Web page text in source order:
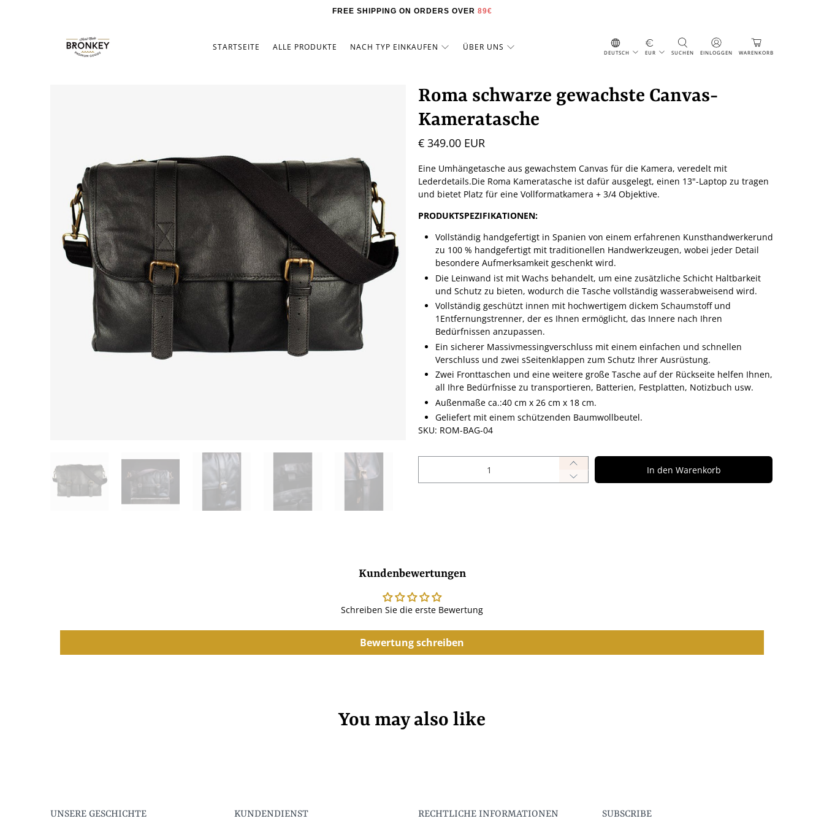
FREE SHIPPING ON ORDERS OVER 89€
STARTSEITE ALLE PRODUKTE NACH TYP EINKAUFEN ÜBER UNS
DEUTSCH EUR SUCHEN EINLOGGEN WARENKORB
Roma schwarze gewachste Canvas-
Kameratasche
€ 349.00 EUR
Eine Umhängetasche aus gewachstem Canvas für die Kamera, veredelt mit
Lederdetails.Die Roma Kameratasche ist dafür ausgelegt, einen 13"-Laptop zu tragen
und bietet Platz für eine Vollformatkamera + 3/4 Objektive.
PRODUKTSPEZIFIKATIONEN:
Vollständig handgefertigt in Spanien von einem erfahrenen Kunsthandwerkerund
zu 100 % handgefertigt mit traditionellen Handwerkzeugen, wobei jeder Detail
besondere Aufmerksamkeit geschenkt wird.
Die Leinwand ist mit Wachs behandelt, um eine zusätzliche Schicht Haltbarkeit
und Schutz zu bieten, wodurch die Tasche vollständig wasserabweisend wird.
Vollständig geschützt innen mit hochwertigem dickem Schaumstoff und
1 Entfernungstrenner, der es Ihnen ermöglicht, das Innere nach Ihren
Bedürfnissen anzupassen.
Ein sicherer Massivmessingverschluss mit einem einfachen und schnellen
Verschluss und zwei sSeitenklappen zum Schutz Ihrer Ausrüstung.
Zwei Fronttaschen und eine weitere große Tasche auf der Rückseite helfen Ihnen,
all Ihre Bedürfnisse zu transportieren, Batterien, Festplatten, Notizbuch usw.
Außenmaße ca.:40 cm x 26 cm x 18 cm.
Geliefert mit einem schützenden Baumwollbeutel.
SKU: ROM-BAG-04
In den Warenkorb
Kundenbewertungen
Schreiben Sie die erste Bewertung
Bewertung schreiben
You may also like
UNSERE GESCHICHTE KUNDENDIENST RECHTLICHE INFORMATIONEN SUBSCRIBE